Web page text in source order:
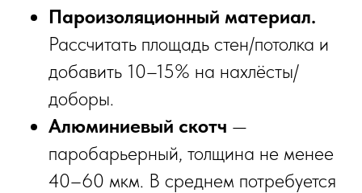
Пароизоляционный материал.
Рассчитать площадь стен/потолка и
добавить 10–15% на нахлёсты/
доборы.
Алюминиевый скотч —
паробарьерный, толщина не менее
40–60 мкм. В среднем потребуется